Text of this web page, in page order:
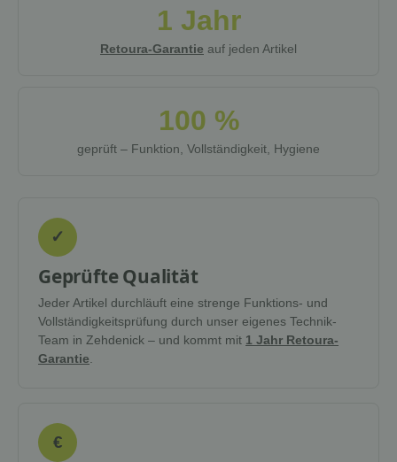
1 Jahr
Retoura-Garantie auf jeden Artikel
100 %
geprüft – Funktion, Vollständigkeit, Hygiene
✓
Geprüfte Qualität
Jeder Artikel durchläuft eine strenge Funktions- und
Vollständigkeitsprüfung durch unser eigenes Technik-
Team in Zehdenick – und kommt mit 1 Jahr Retoura-
Garantie.
€